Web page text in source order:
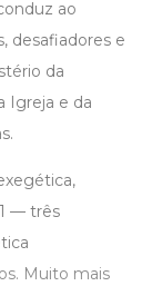
ao
desafiadores e
da
Igreja e da
— três
Muito mais